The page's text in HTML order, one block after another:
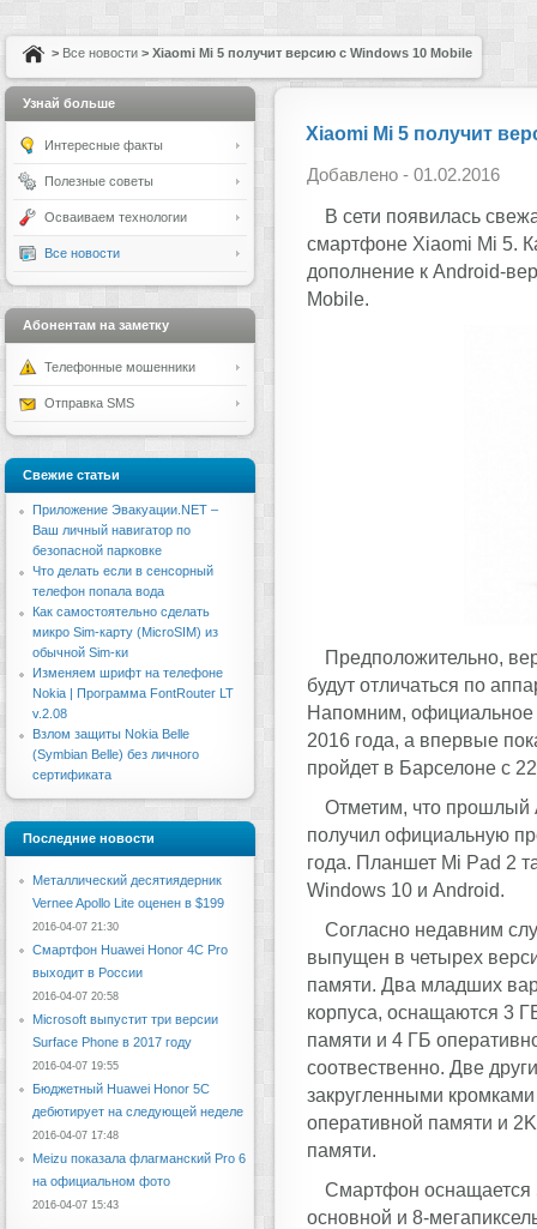
> Все новости > Xiaomi Mi 5 получит версию с Windows 10 Mobile
Xiaomi Mi 5 получит
Добавлено - 01.02.2016
В сети появилась
смартфоне Xiaomi Mi 5.
дополнение к Android-
Mobile.
Предположительно,
будут отличаться по
Напомним, официальное
2016 года, а впервые
пройдет в Барселоне с
Отметим, что прошлый
получил официальную
года. Планшет Mi Pad 2
Windows 10 и Android.
Согласно недавним
выпущен в четырех
памяти. Два младших
корпуса, оснащаются 3
памяти и 4 ГБ
соотвественно. Две
закругленными
оперативной памяти и
памяти.
Смартфон оснащается
основной и 8-
Узнай больше
Интересные факты
Полезные советы
Осваиваем технологии
Все новости
Абонентам на заметку
Телефонные мошенники
Отправка SMS
Свежие статьи
Приложение Эвакуации.NET –
Ваш личный навигатор по
безопасной парковке
Что делать если в сенсорный
телефон попала вода
Как самостоятельно сделать
микро Sim-карту (MicroSIM) из
обычной Sim-ки
Изменяем шрифт на телефоне
Nokia | Программа FontRouter LT
v.2.08
Взлом защиты Nokia Belle
(Symbian Belle) без личного
сертификата
Последние новости
Металлический десятиядерник
Vernee Apollo Lite оценен в $199
2016-04-07 21:30
Смартфон Huawei Honor 4C Pro
выходит в России
2016-04-07 20:58
Microsoft выпустит три версии
Surface Phone в 2017 году
2016-04-07 19:55
Бюджетный Huawei Honor 5C
дебютирует на следующей неделе
2016-04-07 17:48
Meizu показала флагманский Pro 6
на официальном фото
2016-04-07 15:43